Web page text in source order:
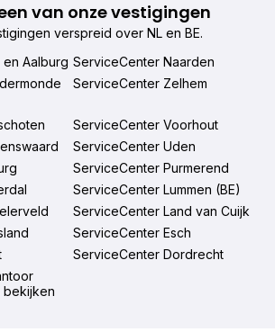
van onze vestigingen
verspreid over NL en BE.
Aalburg ServiceCenter Naarden
ServiceCenter Zelhem
ServiceCenter Voorhout
ServiceCenter Uden
ServiceCenter Purmerend
ServiceCenter Lummen (BE)
ServiceCenter Land van Cuijk
ServiceCenter Esch
ServiceCenter Dordrecht
bekijken